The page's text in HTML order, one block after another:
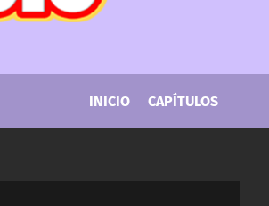
INICIO CAPÍTULOS